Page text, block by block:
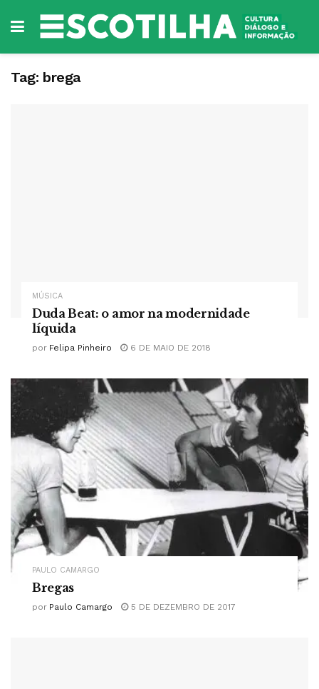
Tag: brega
MÚSICA
Duda Beat: o amor na modernidade
líquida
por Felipa Pinheiro 6 DE MAIO DE 2018
PAULO CAMARGO
Bregas
por Paulo Camargo 5 DE DEZEMBRO DE 2017